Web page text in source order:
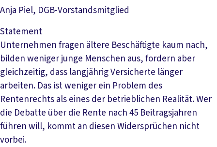
Anja Piel, DGB-Vorstandsmitglied
Statement
Unternehmen fragen ältere Beschäftigte kaum nach,
bilden weniger junge Menschen aus, fordern aber
gleichzeitig, dass langjährig Versicherte länger
arbeiten. Das ist weniger ein Problem des
Rentenrechts als eines der betrieblichen Realität. Wer
die Debatte über die Rente nach 45 Beitragsjahren
führen will, kommt an diesen Widersprüchen nicht
vorbei.